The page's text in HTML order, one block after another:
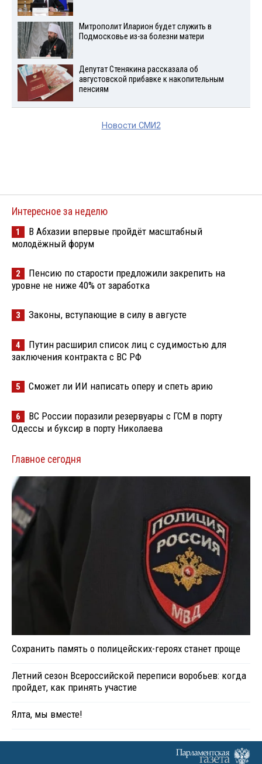
Митрополит Иларион будет служить в
Подмосковье из-за болезни матери
Депутат Стенякина рассказала об
августовской прибавке к накопительным
пенсиям
Новости СМИ2
Интересное за неделю
1
В Абхазии впервые пройдёт масштабный
молодёжный форум
2
Пенсию по старости предложили закрепить на
уровне не ниже 40% от заработка
3 Законы, вступающие в силу в августе
4
Путин расширил список лиц с судимостью для
заключения контракта с ВС РФ
5 Сможет ли ИИ написать оперу и спеть арию
6
ВС России поразили резервуары с ГСМ в порту
Одессы и буксир в порту Николаева
Главное сегодня
Сохранить память о полицейских-героях станет проще
Летний сезон Всероссийской переписи воробьев: когда
пройдет, как принять участие
Ялта, мы вместе!